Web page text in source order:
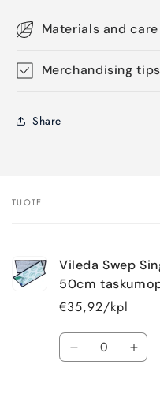
Materials and care
Merchandising tips
Share
Ostoskorisi
TUOTE
Vileda Swep
50cm
€35,92/kpl
Määrä
Vähennä
Lisää